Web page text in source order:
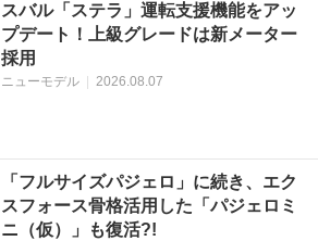
スバル「ステラ」運転支援機能をアッ
プデート！上級グレードは新メーター
採用
ニューモデル 2026.08.07
「フルサイズパジェロ」に続き、エク
スフォース骨格活用した「パジェロミ
ニ（仮）」も復活?!